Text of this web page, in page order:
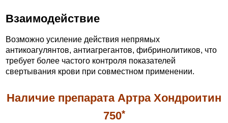
Взаимодействие
Возможно усиление действия непрямых
антикоагулянтов, антиагрегантов, фибринолитиков, что
требует более частого контроля показателей
свертывания крови при совместном применении.
Наличие препарата Артра Хондроитин
750*